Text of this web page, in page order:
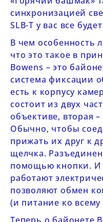
синхронизацией
SLB-T у вас все
В чем особенность
что это такое в
Bowens – это
система фиксации
есть к корпусу
состоит из двух
объективе, вторая
Обычно, чтобы
прижать их друг к
щелчка.
помощью кнопки. И
работают
позволяют обмен
(и питание ко всему